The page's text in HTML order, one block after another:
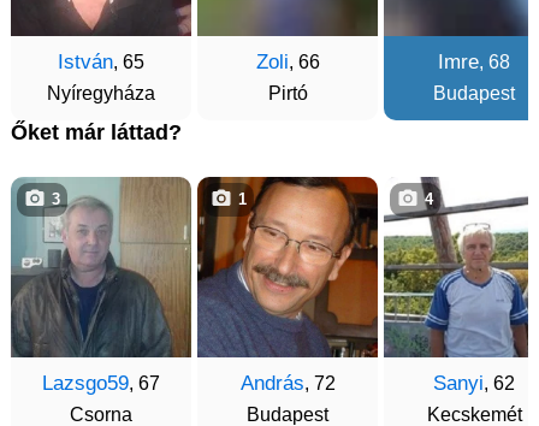
István, 65
Nyíregyháza
Zoli, 66
Pirtó
Imre, 68
Budapest
Őket már láttad?
Lazsgo59, 67
Csorna
3
András, 72
Budapest
1
Sanyi, 62
Kecskemét
4